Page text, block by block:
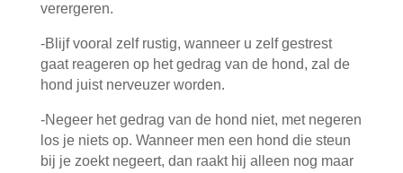
verergeren.
-Blijf vooral zelf rustig, wanneer u zelf gestrest
gaat reageren op het gedrag van de hond, zal de
hond juist nerveuzer worden.
-Negeer het gedrag van de hond niet, met negeren
los je niets op. Wanneer men een hond die steun
bij je zoekt negeert, dan raakt hij alleen nog maar